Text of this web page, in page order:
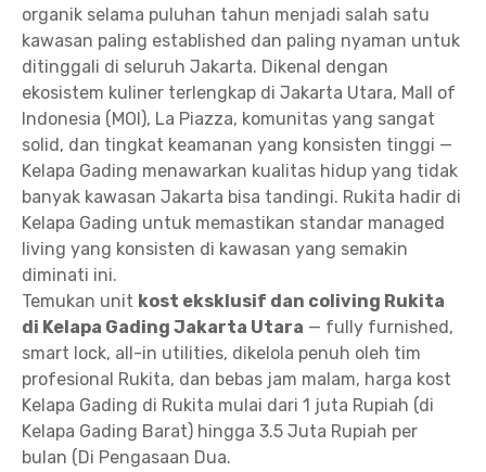
organik selama puluhan tahun menjadi salah satu
kawasan paling established dan paling nyaman untuk
ditinggali di seluruh Jakarta. Dikenal dengan
ekosistem kuliner terlengkap di Jakarta Utara, Mall of
Indonesia (MOI), La Piazza, komunitas yang sangat
solid, dan tingkat keamanan yang konsisten tinggi —
Kelapa Gading menawarkan kualitas hidup yang tidak
banyak kawasan Jakarta bisa tandingi. Rukita hadir di
Kelapa Gading untuk memastikan standar managed
living yang konsisten di kawasan yang semakin
diminati ini.
Temukan unit kost eksklusif dan coliving Rukita
di Kelapa Gading Jakarta Utara — fully furnished,
smart lock, all-in utilities, dikelola penuh oleh tim
profesional Rukita, dan bebas jam malam, harga kost
Kelapa Gading di Rukita mulai dari 1 juta Rupiah (di
Kelapa Gading Barat) hingga 3.5 Juta Rupiah per
bulan (Di Pengasaan Dua.